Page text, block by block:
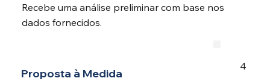
Recebe uma análise preliminar com base nos
dados fornecidos.
Proposta à Medida
4